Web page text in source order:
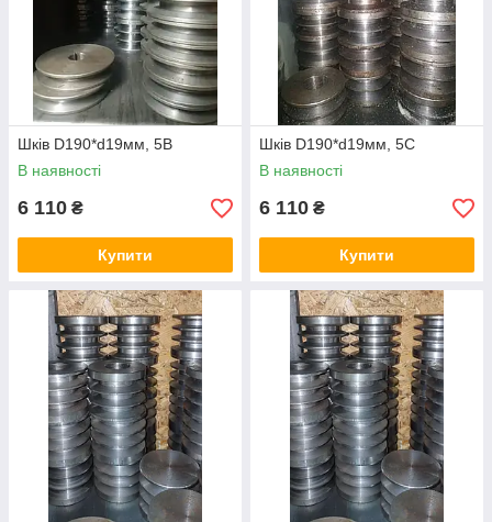
Шків D190*d19мм, 5В
В наявності
6 110 ₴
Купити
Шків D190*d19мм, 5С
В наявності
6 110 ₴
Купити